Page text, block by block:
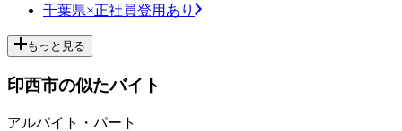
千葉県×正社員登用あり
もっと見る
印西市の似たバイト
アルバイト・パート